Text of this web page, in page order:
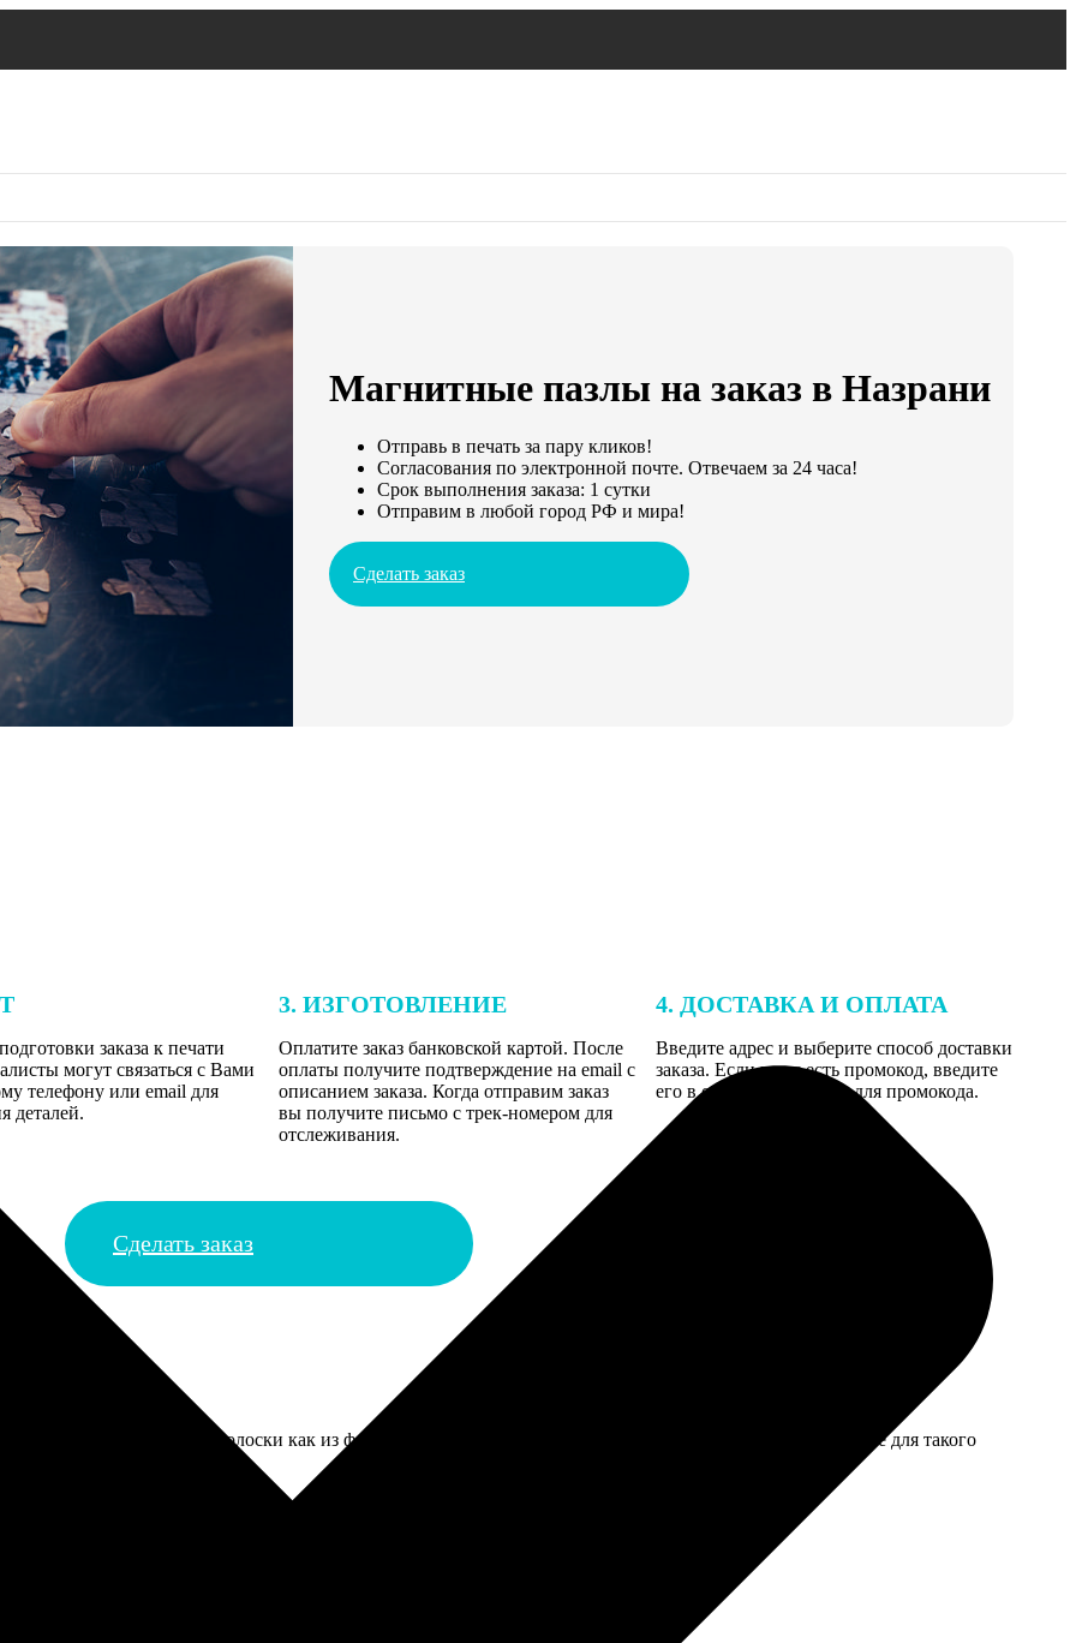
Магнитные пазлы на заказ в Назрани
Отправь в печать за пару кликов!
Согласования по электронной почте. Отвечаем за 24 часа!
Срок выполнения заказа: 1 сутки
Отправим в любой город РФ и мира!
Сделать заказ
заказа к печати
могут связаться с Вами
телефону или email для
деталей.
3. ИЗГОТОВЛЕНИЕ
Оплатите заказ банковской картой. После
оплаты получите подтверждение на email с
описанием заказа. Когда отправим заказ
вы получите письмо с трек-номером для
отслеживания.
4. ДОСТАВКА И ОПЛАТА
Введите адрес и выберите способ доставки
заказа. Если у вас есть промокод, введите
его в специальное поле для промокода.
Сделать заказ
копились. Заказала полоски как из фотобудки, для веселья. Получилось забавно, качество приличное для такого